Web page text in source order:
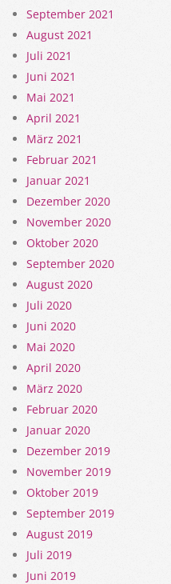
September 2021
August 2021
Juli 2021
Juni 2021
Mai 2021
April 2021
März 2021
Februar 2021
Januar 2021
Dezember 2020
November 2020
Oktober 2020
September 2020
August 2020
Juli 2020
Juni 2020
Mai 2020
April 2020
März 2020
Februar 2020
Januar 2020
Dezember 2019
November 2019
Oktober 2019
September 2019
August 2019
Juli 2019
Juni 2019